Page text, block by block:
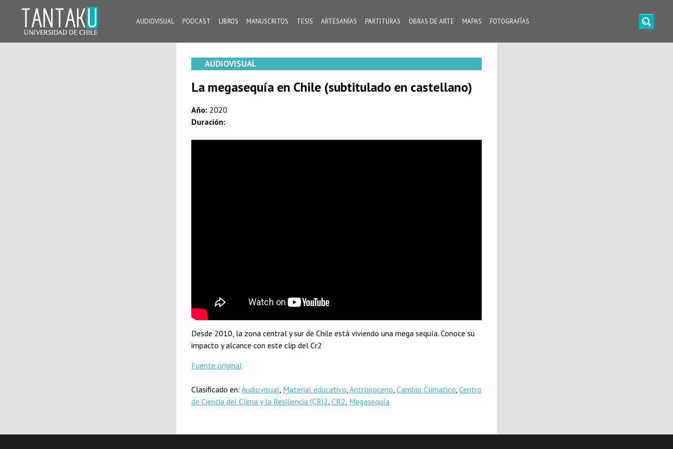
content
AUDIOVISUAL PODCAST LIBROS MANUSCRITOS TESIS ARTESANÍAS PARTITURAS OBRAS DE ARTE MAPAS FOTOGRAFÍAS
AUDIOVISUAL
La megasequía en Chile (subtitulado en castellano)
Año: 2020
Duración:
Desde 2010, la zona central y sur de Chile está viviendo una mega sequía. Conoce su
impacto y alcance con este clip del Cr2
Fuente original
Clasificado en: Audiovisual, Material educativo,Antropoceno, Cambio Climatico, Centro
de Ciencia del Clima y la Resiliencia (CR)2, CR2, Megasequía